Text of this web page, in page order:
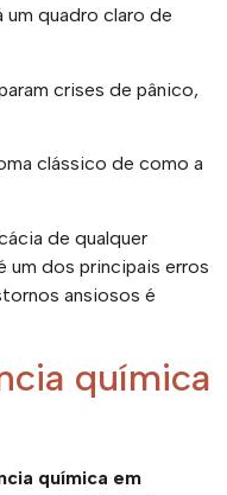
um quadro claro de
crises de pânico,
clássico de como a
de qualquer
um dos principais erros
ansiosos é
química
química em